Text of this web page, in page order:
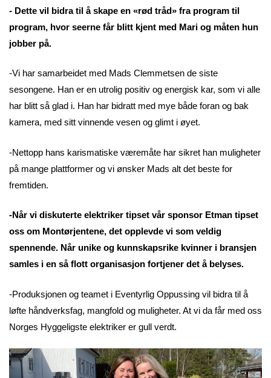
- Dette vil bidra til å skape en «rød tråd» fra program til
program, hvor seerne får blitt kjent med Mari og måten hun
jobber på.
-Vi har samarbeidet med Mads Clemmetsen de siste
sesongene. Han er en utrolig positiv og energisk kar, som vi alle
har blitt så glad i. Han har bidratt med mye både foran og bak
kamera, med sitt vinnende vesen og glimt i øyet.
-Nettopp hans karismatiske væremåte har sikret han muligheter
på mange plattformer og vi ønsker Mads alt det beste for
fremtiden.
-Når vi diskuterte elektriker tipset vår sponsor Etman tipset
oss om Montørjentene, det opplevde vi som veldig
spennende. Når unike og kunnskapsrike kvinner i bransjen
samles i en så flott organisasjon fortjener det å belyses.
-Produksjonen og teamet i Eventyrlig Oppussing vil bidra til å
løfte håndverksfag, mangfold og muligheter. At vi da får med oss
Norges Hyggeligste elektriker er gull verdt.